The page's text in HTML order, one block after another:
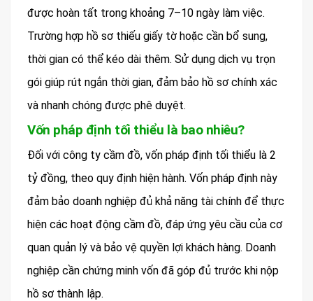
được hoàn tất trong khoảng 7–10 ngày làm việc.
Trường hợp hồ sơ thiếu giấy tờ hoặc cần bổ sung,
thời gian có thể kéo dài thêm. Sử dụng dịch vụ trọn
gói giúp rút ngắn thời gian, đảm bảo hồ sơ chính xác
và nhanh chóng được phê duyệt.
Vốn pháp định tối thiểu là bao nhiêu?
Đối với công ty cầm đồ, vốn pháp định tối thiểu là 2
tỷ đồng, theo quy định hiện hành. Vốn pháp định này
đảm bảo doanh nghiệp đủ khả năng tài chính để thực
hiện các hoạt động cầm đồ, đáp ứng yêu cầu của cơ
quan quản lý và bảo vệ quyền lợi khách hàng. Doanh
nghiệp cần chứng minh vốn đã góp đủ trước khi nộp
hồ sơ thành lập.